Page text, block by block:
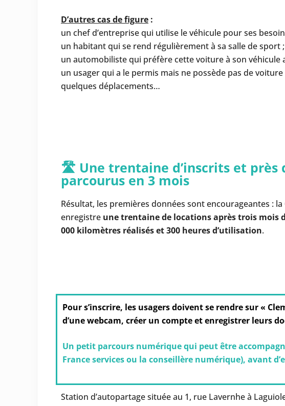
D’autres cas de figure :
un chef d’entreprise qui utilise le véhicule pour ses
un habitant qui se rend régulièrement à sa salle de sport ;
un automobiliste qui préfère cette voiture à son véhicule
un usager qui a le permis mais ne possède pas de
quelques déplacements…
🛣️ Une trentaine d’inscrits et près
parcourus en 3 mois
Résultat, les premières données sont encourageantes :
enregistre une trentaine de locations après trois mois
000 kilomètres réalisés et 300 heures d’utilisation.
Pour s’inscrire, les usagers doivent se rendre sur «
d’une webcam, créer un compte et enregistrer leurs
Un petit parcours numérique qui peut être
France services ou la conseillère numérique), avant
Station d’autopartage située au 1, rue Lavernhe à